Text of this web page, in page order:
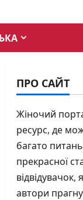
ПРО САЙТ
Жіночий
ресурс, де
багато
прекрасної
відвідувачок,
автори